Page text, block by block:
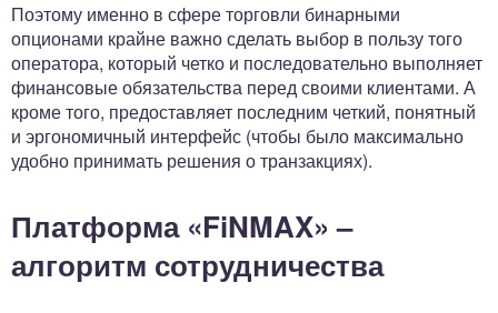
Поэтому именно в сфере торговли бинарными
опционами крайне важно сделать выбор в пользу того
оператора, который четко и последовательно выполняет
финансовые обязательства перед своими клиентами. А
кроме того, предоставляет последним четкий, понятный
и эргономичный интерфейс (чтобы было максимально
удобно принимать решения о транзакциях).
Платформа «FiNMAX» –
алгоритм сотрудничества